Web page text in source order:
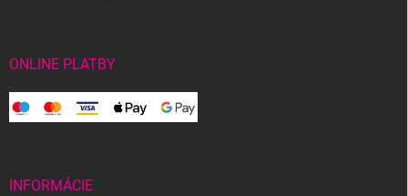
ONLINE PLATBY
INFORMÁCIE